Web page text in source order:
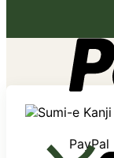
PayPal